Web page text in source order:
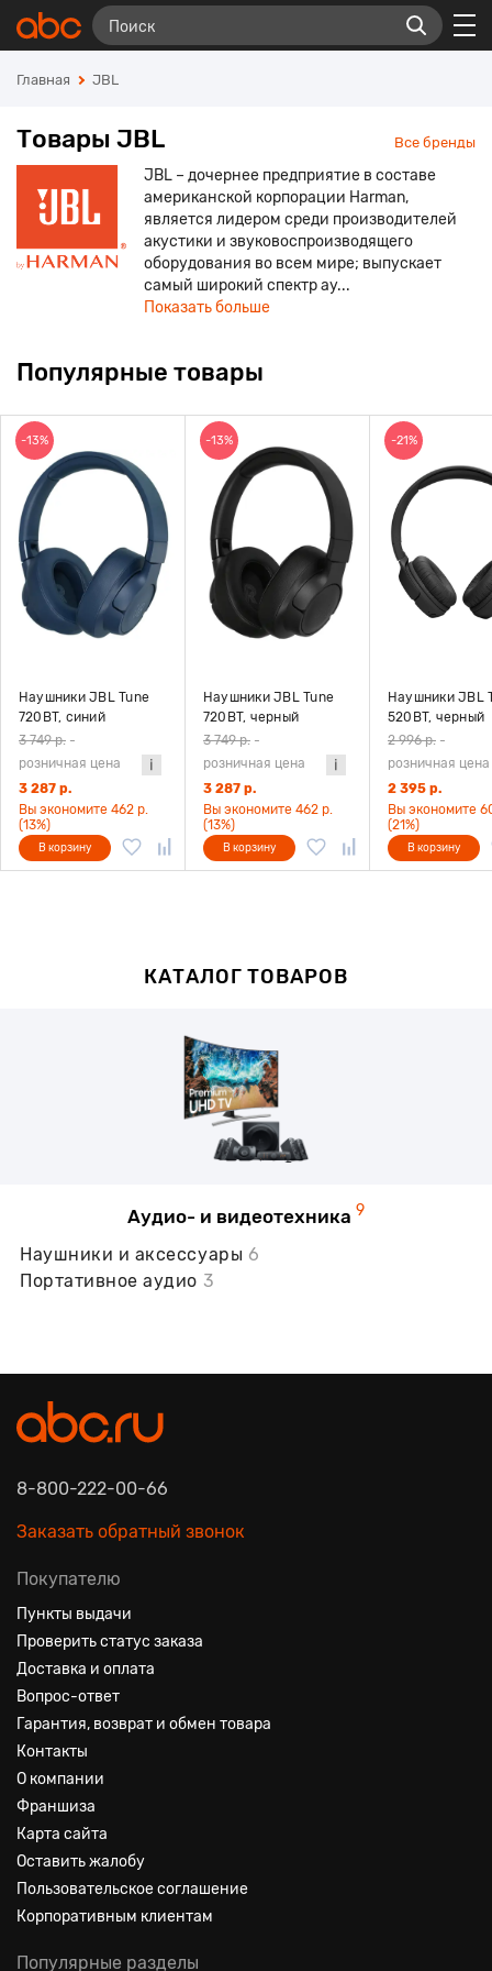
Главная JBL
Товары JBL Все бренды
JBL – дочернее предприятие в составе
американской корпорации Harman,
является лидером среди производителей
акустики и звуковоспроизводящего
оборудования во всем мире; выпускает
самый широкий спектр ау...
Показать больше
Популярные товары
-13%
Наушники JBL Tune
720BT, синий
3 749 р. -
розничная цена
3 287 р.
Вы экономите 462 р.
(13%)
В корзину
-13%
Наушники JBL Tune
720BT, черный
3 749 р. -
розничная цена
3 287 р.
Вы экономите 462 р.
(13%)
В корзину
-21%
Наушники JBL
520BT, черный
2 996 р. -
розничная цена
2 395 р.
Вы экономите
(21%)
В корзину
КАТАЛОГ ТОВАРОВ
Аудио- и видеотехника 9
Наушники и аксессуары 6
Портативное аудио 3
8-800-222-00-66
Заказать обратный звонок
Покупателю
Пункты выдачи
Проверить статус заказа
Доставка и оплата
Вопрос-ответ
Гарантия, возврат и обмен товара
Контакты
О компании
Франшиза
Карта сайта
Оставить жалобу
Пользовательское соглашение
Корпоративным клиентам
Популярные разделы